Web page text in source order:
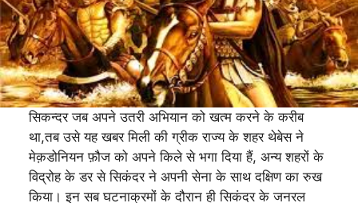
सिकन्दर जब अपने उतरी अभियान को खत्म करने के करीब
था,तब उसे यह खबर मिली की ग्रीक राज्य के शहर थेबेस ने
मेक़डोनियन फ़ौज को अपने किले से भगा दिया हैं, अन्य शहरों के
विद्रोह के डर से सिकंदर ने अपनी सेना के साथ दक्षिण का रुख
किया। इन सब घटनाक्रमों के दौरान ही सिकंदर के जनरल